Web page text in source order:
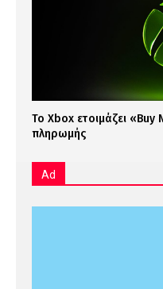
Το Xbox ετοιμάζει «Buy
πληρωμής
Ad